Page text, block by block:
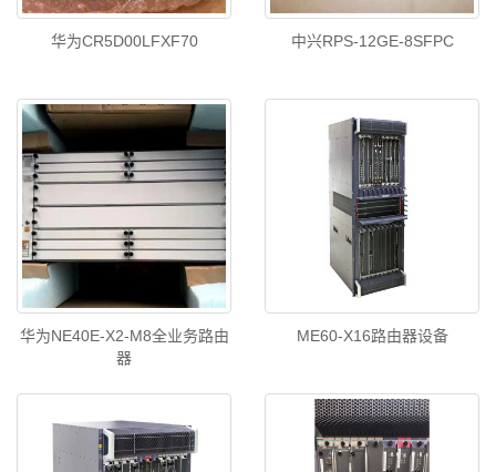
华为CR5D00LFXF70 中兴RPS-12GE-8SFPC
华为NE40E-X2-M8全业务路由
器
ME60-X16路由器设备